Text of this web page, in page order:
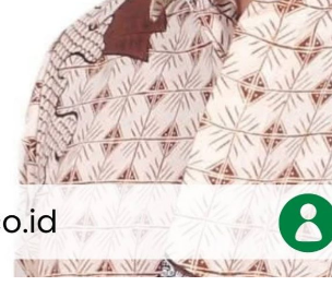
Hendratmoko,
bahwa latihan ini
operasi militer selain perang
dalam penanggulangan
diharapkan seluruh personel
prosedur operasional